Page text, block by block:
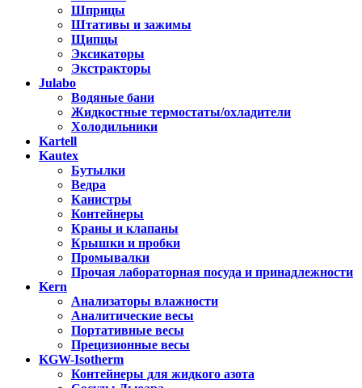
Шприцы
Штативы и зажимы
Щипцы
Эксикаторы
Экстракторы
Julabo
Водяные бани
Жидкостные термостаты/охладители
Холодильники
Kartell
Kautex
Бутылки
Ведра
Канистры
Контейнеры
Краны и клапаны
Крышки и пробки
Промывалки
Прочая лабораторная посуда и принадлежности
Kern
Анализаторы влажности
Аналитические весы
Портативные весы
Прецизионные весы
KGW-Isotherm
Контейнеры для жидкого азота